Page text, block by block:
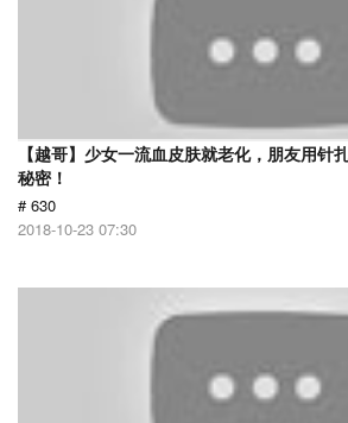
【越哥】少女一流血皮肤就老化，朋友用针
秘密！
# 630
2018-10-23 07:30